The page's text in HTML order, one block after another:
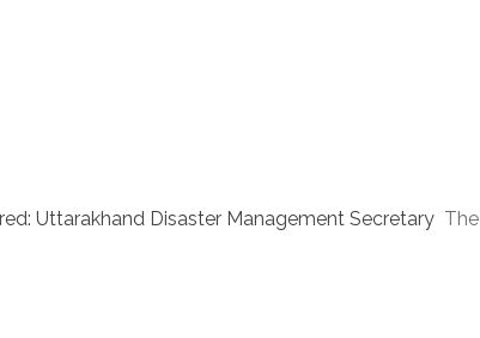
Uttarakhand Disaster Management Secretary The